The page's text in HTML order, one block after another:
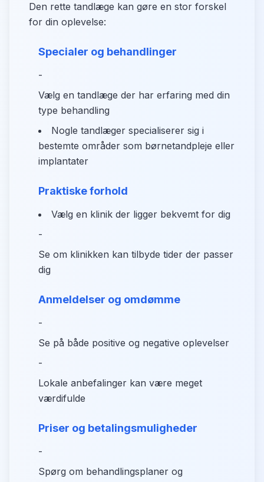
Den rette tandlæge kan gøre en stor forskel
for din oplevelse:
Specialer og behandlinger
-
Vælg en tandlæge der har erfaring med din
type behandling
Nogle tandlæger specialiserer sig i
bestemte områder som børnetandpleje eller
implantater
Praktiske forhold
Vælg en klinik der ligger bekvemt for dig
-
Se om klinikken kan tilbyde tider der passer
dig
Anmeldelser og omdømme
-
Se på både positive og negative oplevelser
-
Lokale anbefalinger kan være meget
værdifulde
Priser og betalingsmuligheder
-
Spørg om behandlingsplaner og